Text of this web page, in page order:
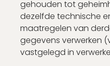
gehouden tot
dezelfde technische
maatregelen van
gegevens verwerken
vastgelegd in